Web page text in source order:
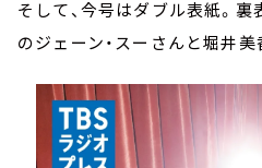
そして、今号はダブル表紙。裏
のジェーン・スーさんと堀井美